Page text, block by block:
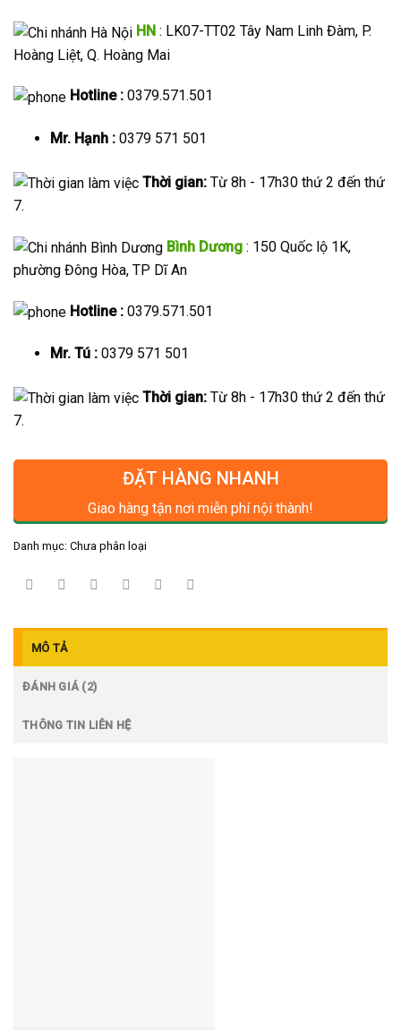
HN : LK07-TT02 Tây Nam Linh Đàm, P.
Hoàng Liệt, Q. Hoàng Mai
Hotline : 0379.571.501
Mr. Hạnh :0379 571 501
Thời gian: Từ 8h - 17h30 thứ 2 đến thứ
7.
Bình Dương : 150 Quốc lộ 1K,
phường Đông Hòa, TP Dĩ An
Hotline : 0379.571.501
Mr. Tú :0379 571 501
Thời gian: Từ 8h - 17h30 thứ 2 đến thứ
7.
ĐẶT HÀNG NHANH
Giao hàng tận nơi miễn phí nội thành!
Danh mục: Chưa phân loại
MÔ TẢ
ĐÁNH GIÁ (2)
THÔNG TIN LIÊN HỆ